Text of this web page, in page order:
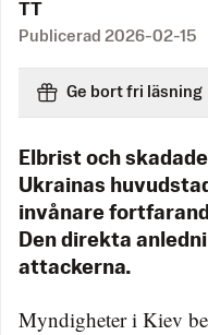
TT
Publicerad 2026-02-15
Ge bort fri läsning
Elbrist och
Ukrainas
invånare
Den direkta
attackerna.
Myndigheter i Kiev